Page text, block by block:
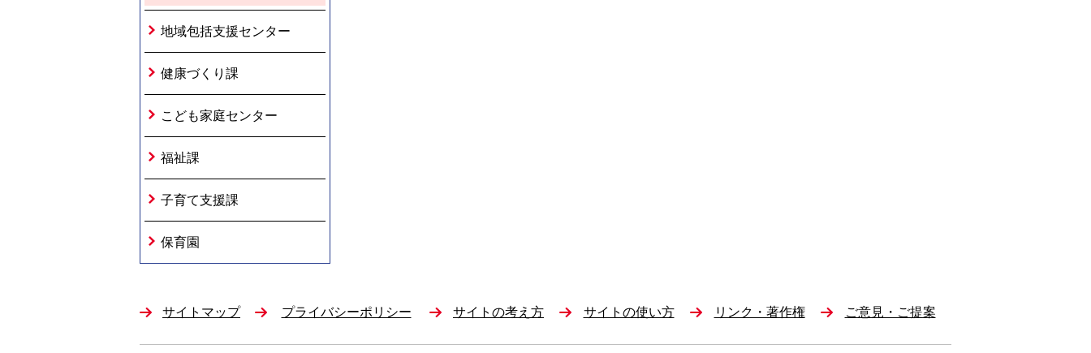
地域包括支援センター
健康づくり課
こども家庭センター
福祉課
子育て支援課
保育園
サイトマップ プライバシーポリシー サイトの考え方 サイトの使い方 リンク・著作権 ご意見・ご提案